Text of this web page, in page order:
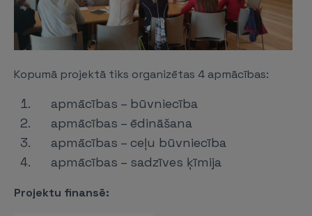
Kopumā projektā tiks organizētas 4 apmācības:
apmācības – būvniecība
apmācības – ēdināšana
apmācības – ceļu būvniecība
apmācības – sadzīves ķīmija
Projektu finansē: